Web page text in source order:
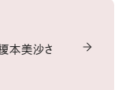
本美沙さ